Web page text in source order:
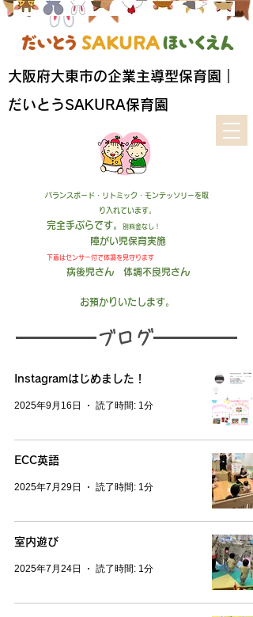
​大阪府大東市の企業主導型保育園｜
だいとうSAKURA保育園
バランスボード・リトミック・モンテッソリーを取
り入れています。
完全手ぶらです。 別料金なし！
障がい児保育実施
下着はセンサー付で体調を見守ります
病後児さん 体調不良児さん
お預かりいたします。
​ブログ
Instagramはじめました！
2025年9月16日 読了時間: 1分
ECC英語
2025年7月29日 読了時間: 1分
室内遊び
2025年7月24日 読了時間: 1分